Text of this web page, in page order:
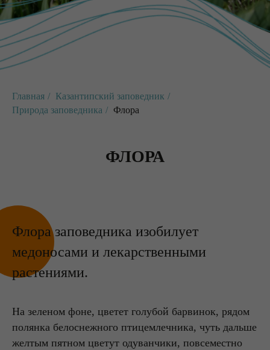
Главная / Казантипский заповедник /
Природа заповедника / Флора
ФЛОРА
Флора заповедника изобилует
медоносами и лекарственными
растениями.
На зеленом фоне, цветет голубой барвинок, рядом
полянка белоснежного птицемлечника, чуть дальше
желтым пятном цветут одуванчики, повсеместно